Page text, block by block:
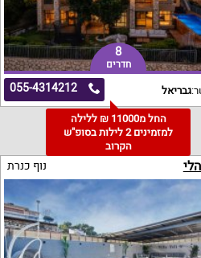
8
חדרים
055-4314212
גבריאל
החל מ11000 ₪ ללילה
למזמינים 2 לילות בסופ"ש
הקרוב
נוף כנרת